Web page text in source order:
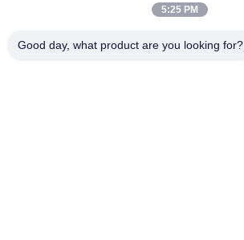
Τηλέφωνο
5:25 PM
Good day, what product are you looking for?